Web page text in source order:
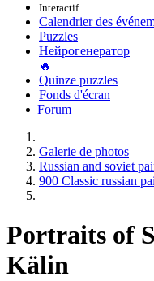
Interactif
Calendrier des
Puzzles
Нейрогенератор
🔥
Quinze puzzles
Fonds d'écran
Forum
Galerie de photos
Russian and soviet
900 Classic russian
Portraits of
Kälin